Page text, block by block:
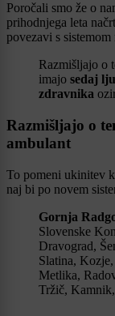
Poročali smo že o
prihodnjega leta
povezavi s
Razmišljajo o
imajo sedaj
zdravnika
Razmišljajo o
ambulant
To pomeni ukinitev
naj bi po novem
Gornja
Slovenske
Dravograd,
Slatina,
Metlika,
Tržič,